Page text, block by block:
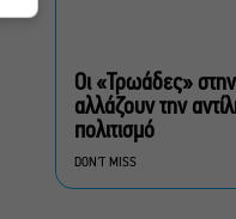
Ο
Οι «Τρωάδες»
αλλάζουν την
πολιτισμό
DON'T MISS